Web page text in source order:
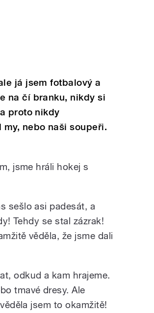
já jsem fotbalový a
na čí branku, nikdy si
proto nikdy
nebo naši soupeři.
jsme hráli hokej s
sešlo asi padesát, a
Tehdy se stal zázrak!
věděla, že jsme dali
odkud a kam hrajeme.
tmavé dresy. Ale
jsem to okamžitě!